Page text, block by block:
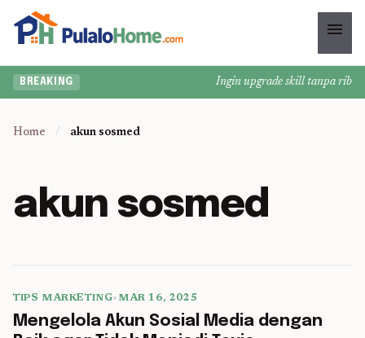
menu
BREAKING Ingin upgrade skill tanpa
Home / akun sosmed
akun sosmed
TIPS MARKETING•MAR 16, 2025
Mengelola Akun Sosial Media dengan